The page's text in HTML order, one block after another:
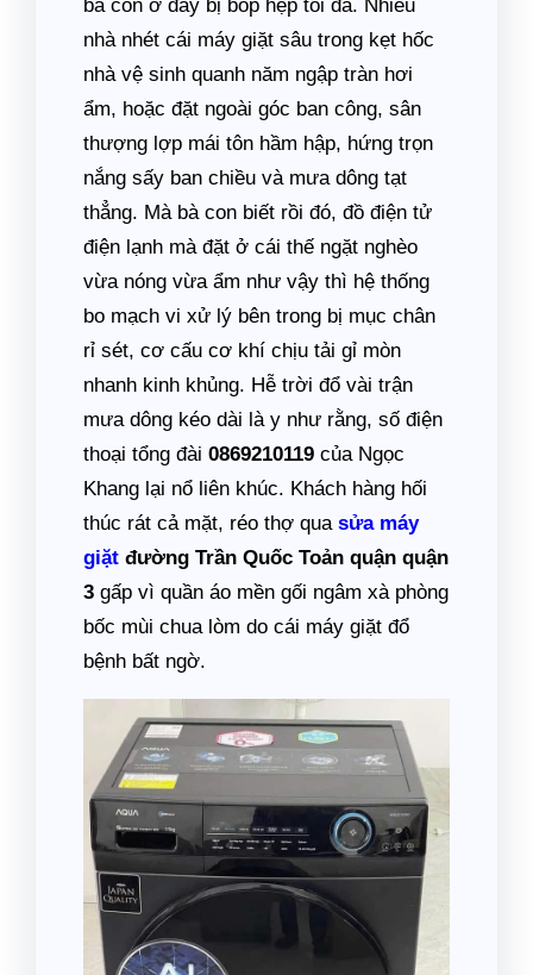
bà con ở đây bị bóp hẹp tối đa. Nhiều
nhà nhét cái máy giặt sâu trong kẹt hốc
nhà vệ sinh quanh năm ngập tràn hơi
ẩm, hoặc đặt ngoài góc ban công, sân
thượng lợp mái tôn hầm hập, hứng trọn
nắng sấy ban chiều và mưa dông tạt
thẳng. Mà bà con biết rồi đó, đồ điện tử
điện lạnh mà đặt ở cái thế ngặt nghèo
vừa nóng vừa ẩm như vậy thì hệ thống
bo mạch vi xử lý bên trong bị mục chân
rỉ sét, cơ cấu cơ khí chịu tải gỉ mòn
nhanh kinh khủng. Hễ trời đổ vài trận
mưa dông kéo dài là y như rằng, số điện
thoại tổng đài 0869210119 của Ngọc
Khang lại nổ liên khúc. Khách hàng hối
thúc rát cả mặt, réo thợ qua sửa máy
giặt đường Trần Quốc Toản quận quận
3 gấp vì quần áo mền gối ngâm xà phòng
bốc mùi chua lòm do cái máy giặt đổ
bệnh bất ngờ.